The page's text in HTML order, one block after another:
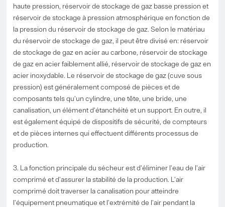
haute pression, réservoir de stockage de gaz basse pression et
réservoir de stockage à pression atmosphérique en fonction de
la pression du réservoir de stockage de gaz. Selon le matériau
du réservoir de stockage de gaz, il peut être divisé en: réservoir
de stockage de gaz en acier au carbone, réservoir de stockage
de gaz en acier faiblement allié, réservoir de stockage de gaz en
acier inoxydable. Le réservoir de stockage de gaz (cuve sous
pression) est généralement composé de pièces et de
composants tels qu'un cylindre, une tête, une bride, une
canalisation, un élément d'étanchéité et un support. En outre, il
est également équipé de dispositifs de sécurité, de compteurs
et de pièces internes qui effectuent différents processus de
production.
3. La fonction principale du sécheur est d'éliminer l'eau de l'air
comprimé et d'assurer la stabilité de la production. L'air
comprimé doit traverser la canalisation pour atteindre
l'équipement pneumatique et l'extrémité de l'air pendant la